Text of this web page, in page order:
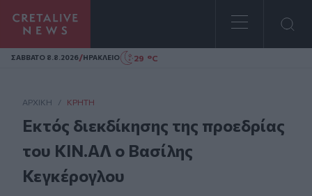
Homepage
ΣAΒΒΑΤΟ 8.8.2026/ΗΡΑΚΛΕΙΟ 29 °C
ΑΡΧΙΚΗ / ΚΡΉΤΗ
Εκτός διεκδίκησης της προεδρίας
του ΚΙΝ.ΑΛ ο Βασίλης
Κεγκέρογλου